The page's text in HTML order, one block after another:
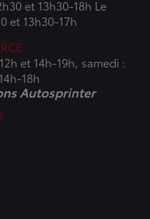
et 13h30-18h Le
et 13h30-17h
:
et 14h-19h, samedi :
18h
Autosprinter